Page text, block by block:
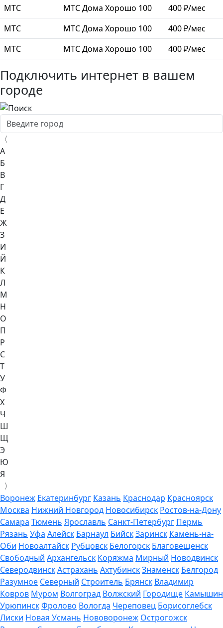
МТС МТС Дома Хорошо 100
400 ₽/мес
МТС
МТС Дома Хорошо 100
400 ₽/мес
МТС
МТС Дома Хорошо 100 400 ₽/мес
Подключить интернет в вашем
городе
〈
А
Б
В
Г
Д
Е
Ж
З
И
Й
К
Л
М
Н
О
П
Р
С
Т
У
Ф
Х
Ч
Ш
Щ
Э
Ю
Я
〉
Воронеж Екатеринбург Казань Краснодар Красноярск
Москва Нижний Новгород Новосибирск Ростов-на-Дону
Самара Тюмень Ярославль Санкт-Петербург Пермь
Рязань Уфа Алейск Барнаул БийскЗаринск Камень-на-
Оби Новоалтайск Рубцовск Белогорск Благовещенск
Свободный Архангельск Коряжма Мирный Новодвинск
СеверодвинскАстрахань АхтубинскЗнаменск Белгород
Разумное Северный Строитель Брянск Владимир
Ковров Муром Волгоград Волжский Городище Камышин
УрюпинскФролово Вологда Череповец Борисоглебск
Лиски Новая Усмань Нововоронеж Острогожск